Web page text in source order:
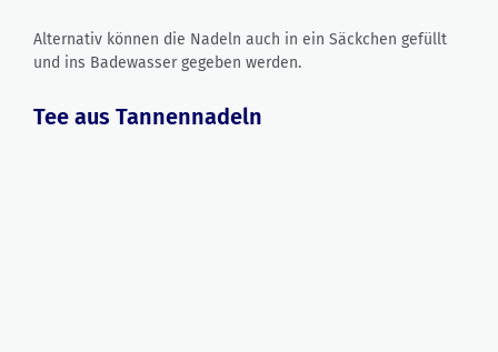
Alternativ können die Nadeln auch in ein Säckchen gefüllt
und ins Badewasser gegeben werden.
Tee aus Tannennadeln